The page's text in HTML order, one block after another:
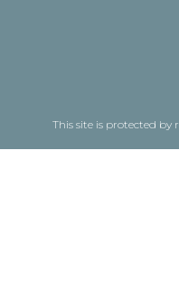
This site is protected by